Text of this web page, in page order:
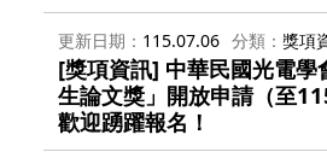
更新日期 115.07.06 分類 獎項
[獎項資訊] 中華民國光電
生論文獎」開放申請（至
歡迎踴躍報名！